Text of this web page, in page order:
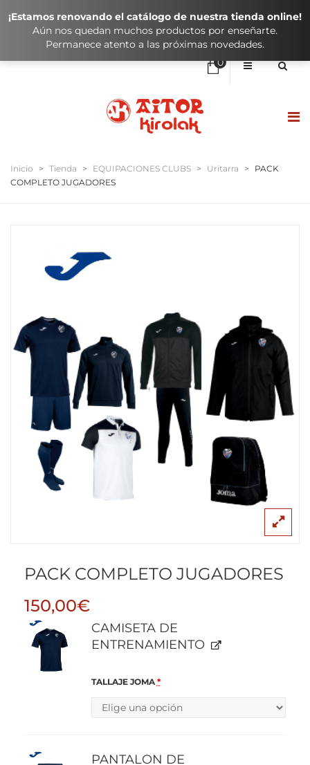
0
No hay elementos en el carrito
SUBTOTAL:
HASIERA / INICIO
KONTAKTUA / CONTACTO
Inicio > Tienda > EQUIPACIONES CLUBS > Uritarra >
PACK
COMPLETO JUGADORES
PACK COMPLETO JUGADORES
150,00€
CAMISETA DE
ENTRENAMIENTO
TALLAJE JOMA *
PANTALON DE
¡Estamos renovando el catálogo de nuestra tienda online!
Aún nos quedan muchos productos por enseñarte.
Permanece atento a las próximas novedades.